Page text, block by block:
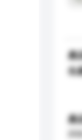
產
生
產